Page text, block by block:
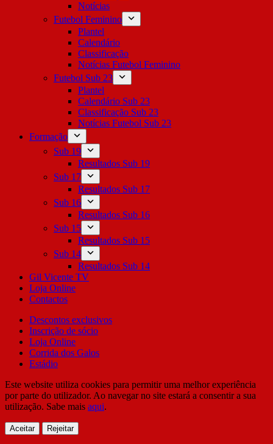
Notícias
Futebol Feminino
Plantel
Calendário
Classificação
Notícias Futebol Feminino
Futebol Sub 23
Plantel
Calendário Sub 23
Classificação Sub 23
Notícias Futebol Sub 23
Formação
Sub 19
Resultados Sub 19
Sub 17
Resultados Sub 17
Sub 16
Resultados Sub 16
Sub 15
Resultados Sub 15
Sub 14
Resultados Sub 14
Gil Vicente TV
Loja Online
Contactos
Descontos exclusivos
Inscrição de sócio
Loja Online
Corrida dos Galos
Estádio
Este website utiliza cookies para permitir uma melhor experiência
por parte do utilizador. Ao navegar no site estará a consentir a sua
utilização. Sabe mais aqui.
Aceitar Rejeitar